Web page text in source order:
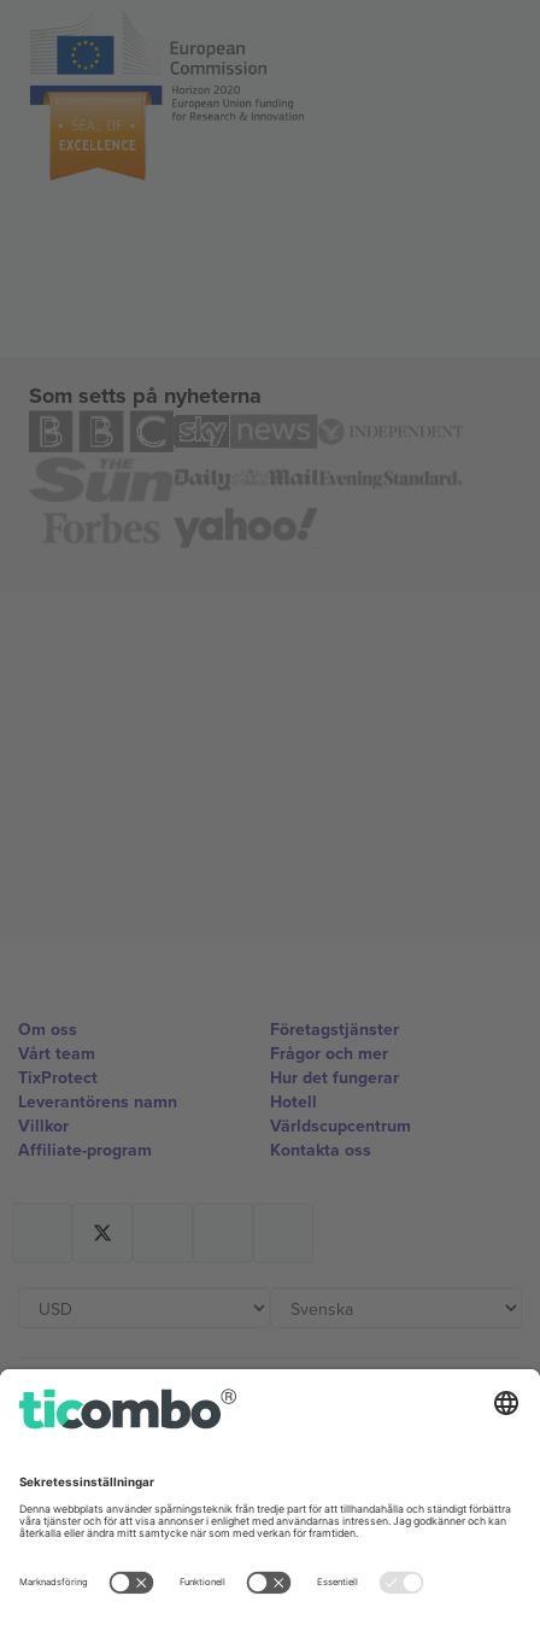
Som setts på nyheterna
Om oss
Vårt team
TixProtect
Leverantörens namn
Villkor
Affiliate-program
Företagstjänster
Frågor och mer
Hur det fungerar
Hotell
Världscupcentrum
Kontakta oss
Kontor och support
Unter den Linden 24, 10117
Berlin, Germany
London, EC1V 1AW, United
Kingdom
United States
Switzerland